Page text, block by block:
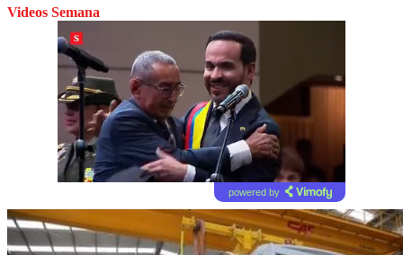
Videos Semana
powered by